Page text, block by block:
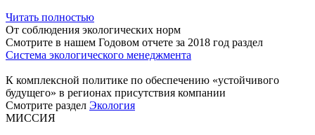
Читать полностью
От соблюдения экологических норм
Смотрите в нашем Годовом отчете за 2018 год раздел
Система экологического менеджмента
К комплексной политике по обеспечению «устойчивого
будущего» в регионах присутствия компании
Смотрите раздел Экология
МИССИЯ